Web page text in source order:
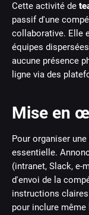
Cette activité de
passif d'une
collaborative. Elle
équipes
aucune présence
ligne via des
Mise en
Pour organiser
essentielle.
(intranet, Slack, e-
d'envoi de la
instructions
pour inclure